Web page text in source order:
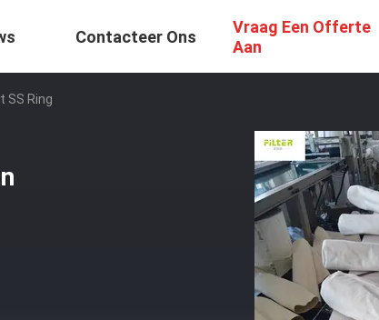
Contacteer Ons
Vraag Een Offerte
Aan
SS Ring